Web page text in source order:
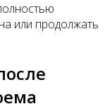
или продолжать